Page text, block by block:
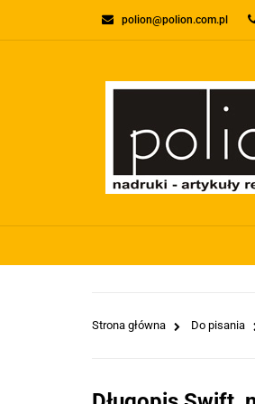
polion@polion.com.pl
Strona główna Do pisania